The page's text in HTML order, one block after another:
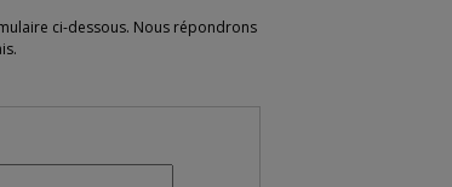
ci-dessous. Nous répondrons